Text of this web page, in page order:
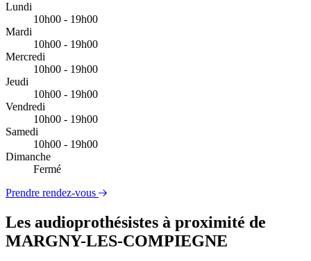
Lundi
10h00 - 19h00
Mardi
10h00 - 19h00
Mercredi
10h00 - 19h00
Jeudi
10h00 - 19h00
Vendredi
10h00 - 19h00
Samedi
10h00 - 19h00
Dimanche
Fermé
Prendre rendez-vous
Les audioprothésistes à proximité de
MARGNY-LES-COMPIEGNE